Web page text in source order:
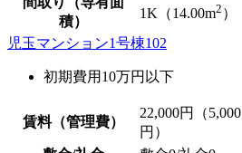
積）
1K（14.00m2 ）
児玉マンション1号棟102
初期費用10万円以下
賃料（管理費）
22,000円（5,000
円）